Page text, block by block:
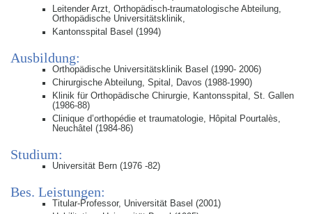
Leitender Arzt, Orthopädisch-traumatologische Abteilung,
Orthopädische Universitätsklinik,
Kantonsspital Basel (1994)
Ausbildung:
Orthopädische Universitätsklinik Basel (1990- 2006)
Chirurgische Abteilung, Spital, Davos (1988-1990)
Klinik für Orthopädische Chirurgie, Kantonsspital, St. Gallen
(1986-88)
Clinique d’orthopédie et traumatologie, Hôpital Pourtalès,
Neuchâtel (1984-86)
Studium:
Universität Bern (1976 -82)
Bes. Leistungen:
Titular-Professor, Universität Basel (2001)